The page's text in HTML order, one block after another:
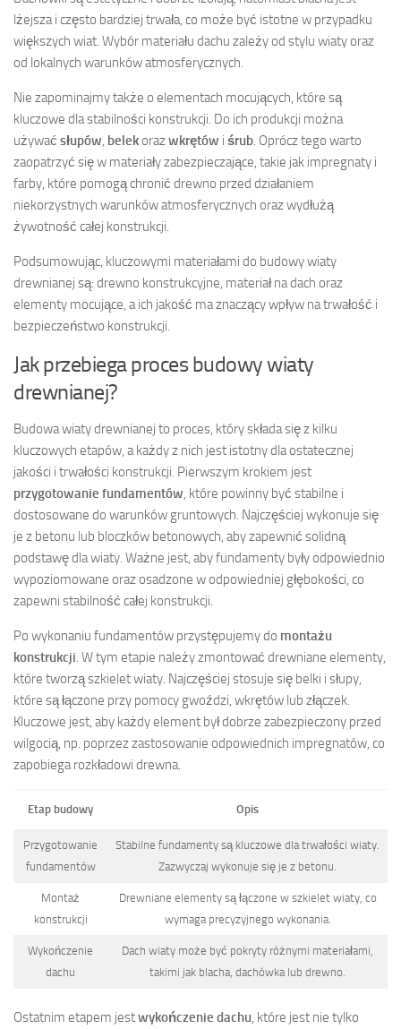
lżejsza i często bardziej trwała, co może być istotne w przypadku
większych wiat. Wybór materiału dachu zależy od stylu wiaty oraz
od lokalnych warunków atmosferycznych.
Nie zapominajmy także o elementach mocujących, które są
kluczowe dla stabilności konstrukcji. Do ich produkcji można
używać słupów, belekorazwkrętów i śrub. Oprócz tego warto
zaopatrzyć się w materiały zabezpieczające, takie jak impregnaty i
farby, które pomogą chronić drewno przed działaniem
niekorzystnych warunków atmosferycznych oraz wydłużą
żywotność całej konstrukcji.
Podsumowując, kluczowymi materiałami do budowy wiaty
drewnianej są: drewno konstrukcyjne, materiał na dach oraz
elementy mocujące, a ich jakość ma znaczący wpływ na trwałość i
bezpieczeństwo konstrukcji.
Jak przebiega proces budowy wiaty
drewnianej?
Budowa wiaty drewnianej to proces, który składa się z kilku
kluczowych etapów, a każdy z nich jest istotny dla ostatecznej
jakości i trwałości konstrukcji. Pierwszym krokiem jest
przygotowanie fundamentów, które powinny być stabilne i
dostosowane do warunków gruntowych. Najczęściej wykonuje się
je z betonu lub bloczków betonowych, aby zapewnić solidną
podstawę dla wiaty. Ważne jest, aby fundamenty były odpowiednio
wypoziomowane oraz osadzone w odpowiedniej głębokości, co
zapewni stabilność całej konstrukcji.
Po wykonaniu fundamentów przystępujemy do montażu
konstrukcji. W tym etapie należy zmontować drewniane elementy,
które tworzą szkielet wiaty. Najczęściej stosuje się belki i słupy,
które są łączone przy pomocy gwoździ, wkrętów lub złączek.
Kluczowe jest, aby każdy element był dobrze zabezpieczony przed
wilgocią, np. poprzez zastosowanie odpowiednich impregnatów, co
zapobiega rozkładowi drewna.
Etap budowy Opis
Przygotowanie
fundamentów
Stabilne fundamenty są kluczowe dla trwałości wiaty.
Zazwyczaj wykonuje się je z betonu.
Montaż
konstrukcji
Drewniane elementy są łączone w szkielet wiaty, co
wymaga precyzyjnego wykonania.
Wykończenie
dachu
Dach wiaty może być pokryty różnymi materiałami,
takimi jak blacha, dachówka lub drewno.
Ostatnim etapem jestwykończenie dachu, które jest nie tylko